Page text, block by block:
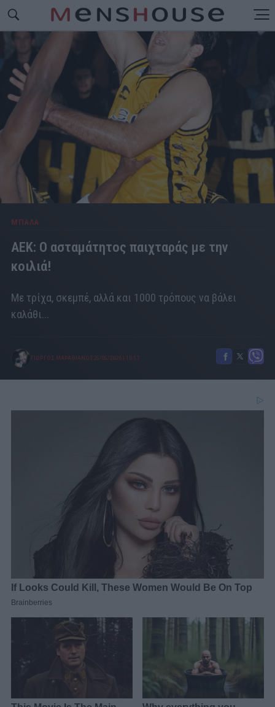
ΜΠΑΛΑ
ΑΕΚ: Ο ασταμάτητος παιχταράς με την
κοιλιά!
Με τρίχα, σκεμπέ, αλλά και 1000 τρόπους να βάλει
καλάθι...
ΓΙΩΡΓΟΣ ΜΑΡΑΘΙΑΝΟΣ 25/05/2026 10:17